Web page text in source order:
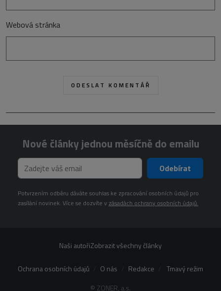
Webová stránka
Nové články jednou měsíčně do emailu
Odebírat
Potvrzením odběru dáváte souhlas ke zpracování osobních údajů pro
zasílání novinek. Více se dozvíte v zásadách ochrany osobních údajů.
Naši autořiZobrazit všechny články
© ZONER, a.s.
Ochrana osobních údajů O nás Redakce Tmavý režim